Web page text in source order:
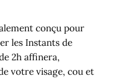
conçu pour
les Instants de
2h affinera,
votre visage, cou et